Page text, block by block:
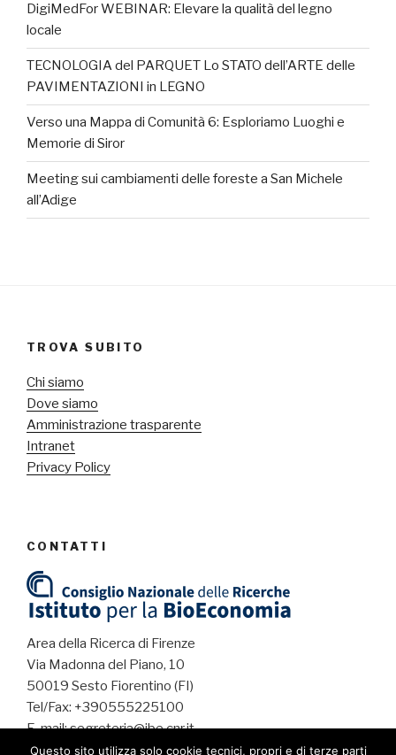
DigiMedFor WEBINAR: Elevare la qualità del legno
locale
TECNOLOGIA del PARQUET Lo STATO dell’ARTE delle
PAVIMENTAZIONI in LEGNO
Verso una Mappa di Comunità 6: Esploriamo Luoghi e
Memorie di Siror
Meeting sui cambiamenti delle foreste a San Michele
all’Adige
TROVA SUBITO
Chi siamo
Dove siamo
Amministrazione trasparente
Intranet
Privacy Policy
CONTATTI
Area della Ricerca di Firenze
Via Madonna del Piano, 10
50019 Sesto Fiorentino (FI)
Tel/Fax: +390555225100
E-mail: segreteria@ibe.cnr.it
PEC: protocollo.ibe@pec.cnr.it
Questo sito utilizza solo cookie tecnici, propri e di terze parti